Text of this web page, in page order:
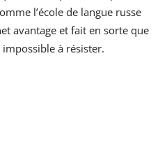
l’école de langue russe
avantage et fait en sorte que
à résister.